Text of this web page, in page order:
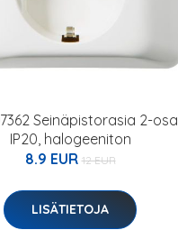
Seinäpistorasia 2-
IP20, halogeeniton
8.9 EUR 12 EUR
LISÄTIETOJA